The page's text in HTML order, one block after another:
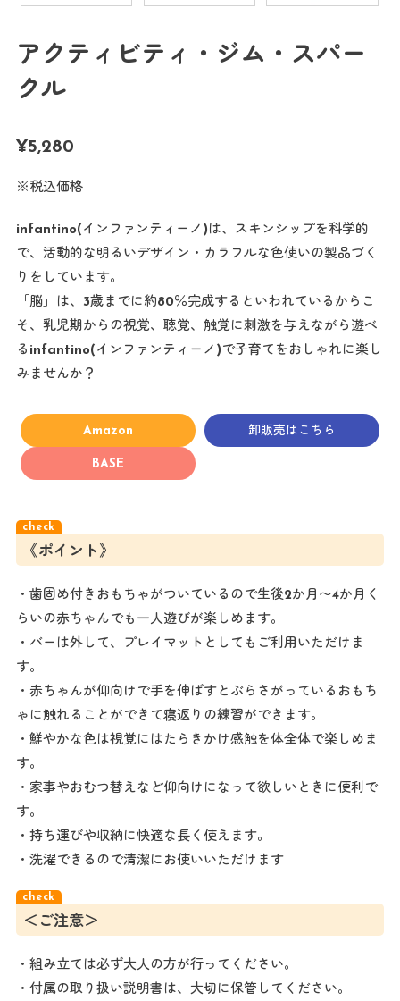
アクティビティ・ジム・スパー
クル
¥5,280
※税込価格
infantino(インファンティーノ)は、スキンシップを科学的
で、活動的な明るいデザイン・カラフルな色使いの製品づく
りをしています。
「脳」は、3歳までに約80％完成するといわれているからこ
そ、乳児期からの視覚、聴覚、触覚に刺激を与えながら遊べ
るinfantino(インファンティーノ)で子育てをおしゃれに楽し
みませんか？
Amazon 卸販売はこちら
BASE
《ポイント》
・歯固め付きおもちゃがついているので生後2か月〜4か月く
らいの赤ちゃんでも一人遊びが楽しめます。
・バーは外して、プレイマットとしてもご利用いただけま
す。
・赤ちゃんが仰向けで手を伸ばすとぶらさがっているおもち
ゃに触れることができて寝返りの練習ができます。
・鮮やかな色は視覚にはたらきかけ感触を体全体で楽しめま
す。
・家事やおむつ替えなど仰向けになって欲しいときに便利で
す。
・持ち運びや収納に快適な長く使えます。
・洗濯できるので清潔にお使いいただけます
＜ご注意＞
・組み立ては必ず大人の方が行ってください。
・付属の取り扱い説明書は、大切に保管してください。